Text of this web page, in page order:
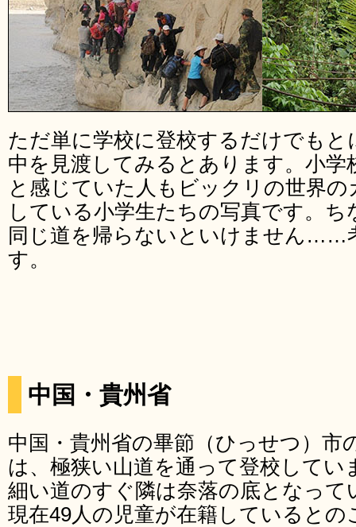
ただ単に学校に登校するだけでもと
中を見渡してみるとあります。小
と感じていた人もビックリの世界
している小学生たちの写真です。
同じ道を帰らないといけません……
す。
中国・貴州省
中国・貴州省の畢節（ひっせつ）市
は、極狭い山道を通って登校してい
細い道のすぐ隣は奈落の底となって
現在49人の児童が在籍しているとの